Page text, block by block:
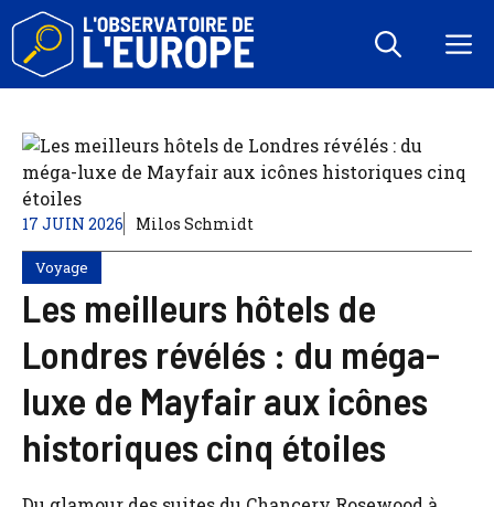
Aller
contenu
17 JUIN 2026 Milos Schmidt
Voyage
Les meilleurs hôtels de
Londres révélés : du méga-
luxe de Mayfair aux icônes
historiques cinq étoiles